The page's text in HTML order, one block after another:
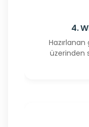
4.
üzerinden